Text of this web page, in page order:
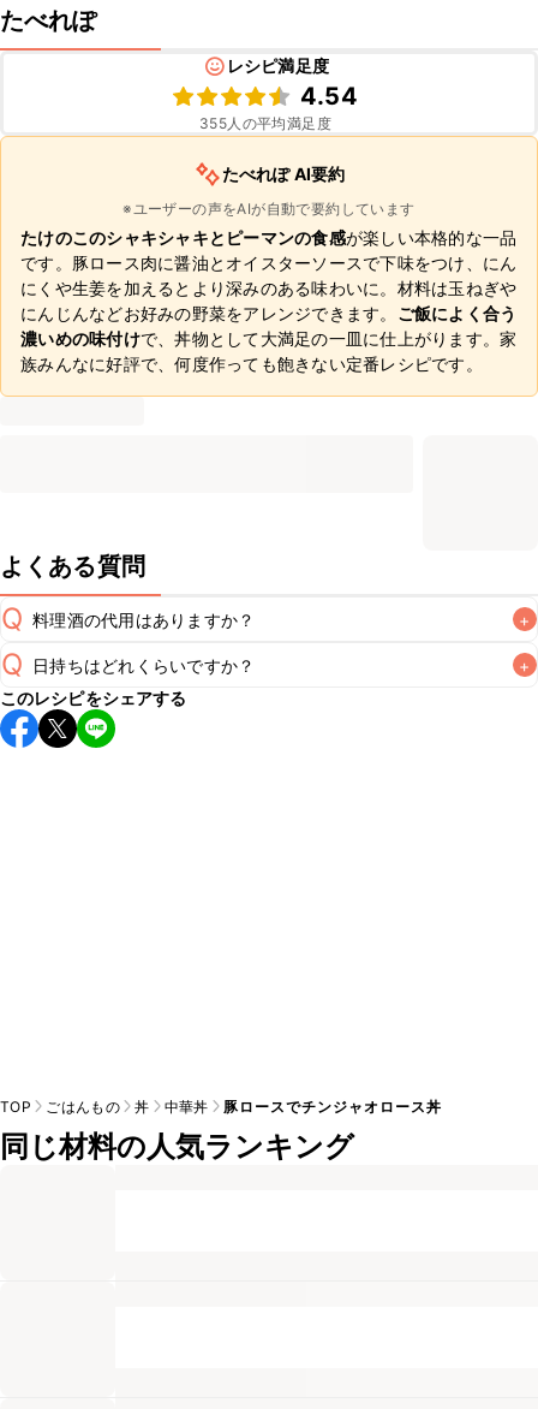
たべれぽ
レシピ満足度
4.54
355人の平均満足度
たべれぽ AI要約
※ユーザーの声をAIが自動で要約しています
たけのこのシャキシャキとピーマンの食感が楽しい本格的な一品
です。豚ロース肉に醤油とオイスターソースで下味をつけ、にん
にくや生姜を加えるとより深みのある味わいに。材料は玉ねぎや
にんじんなどお好みの野菜をアレンジできます。 ご飯によく合う
濃いめの味付けで、丼物として大満足の一皿に仕上がります。家
族みんなに好評で、何度作っても飽きない定番レシピです。
よくある質問
Q 料理酒の代用はありますか？ +
A
Q 日持ちはどれくらいですか？ +
こちらのレシピは出来たてをお召し上がりいただくことをお
すすめします。
このレシピをシェアする
TOP ごはんもの 丼 中華丼 豚ロースでチンジャオロース丼
同じ材料の人気ランキング